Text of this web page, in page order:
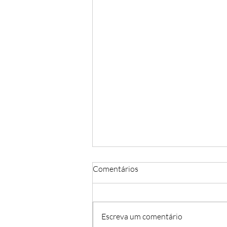
Comentários
Escreva um comentário